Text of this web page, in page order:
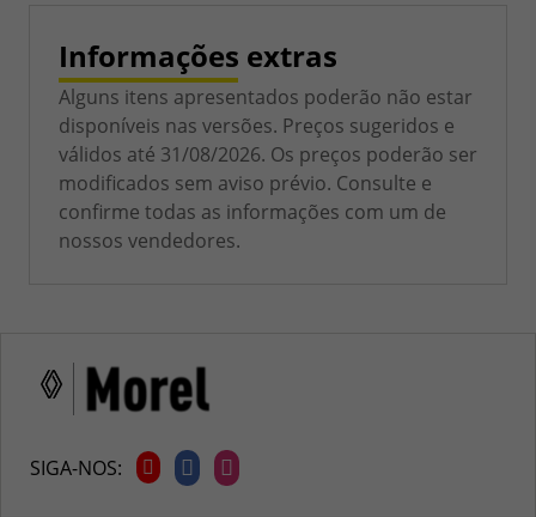
Informações extras
Alguns itens apresentados poderão não estar
disponíveis nas versões. Preços sugeridos e
válidos até 31/08/2026. Os preços poderão ser
modificados sem aviso prévio. Consulte e
confirme todas as informações com um de
nossos vendedores.
SIGA-NOS: